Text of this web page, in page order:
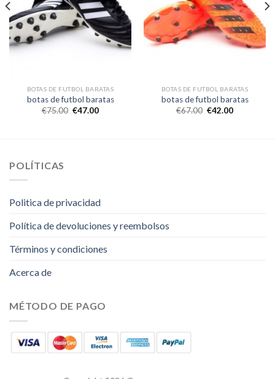
BOTAS DE FUTBOL BARATAS
botas de futbol baratas
€75.00 €47.00
BOTAS DE FUTBOL BARATAS
botas de futbol baratas
€67.00 €42.00
POLÍTICAS
Politica de privacidad
Política de devoluciones y reembolsos
Términos y condiciones
Acerca de
MÉTODO DE PAGO